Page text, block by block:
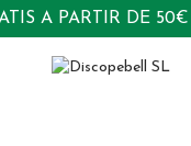
A PARTIR DE